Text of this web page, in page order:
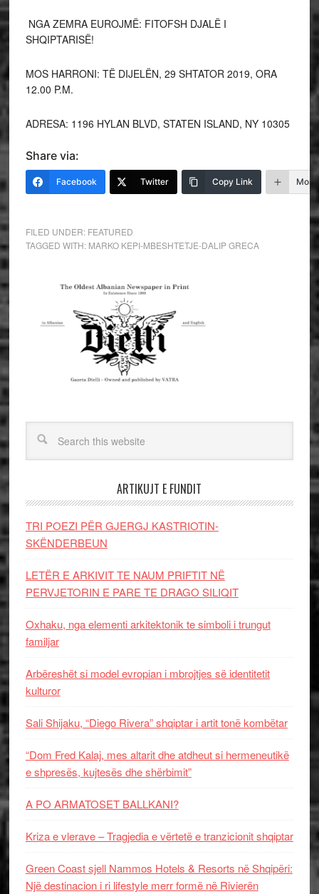
NGA ZEMRA EUROJMË: FITOFSH DJALË I
SHQIPTARISË!
MOS HARRONI: TË DIJELËN, 29 SHTATOR 2019, ORA
12.00 P.M.
ADRESA: 1196 HYLAN BLVD, STATEN ISLAND, NY 10305
Share via:
Facebook Twitter Copy Link More
FILED UNDER: FEATURED
TAGGED WITH: MARKO KEPI-MBESHTETJE-DALIP GRECA
ARTIKUJT E FUNDIT
TRI POEZI PËR GJERGJ KASTRIOTIN-
SKËNDERBEUN
LETËR E ARKIVIT TE NAUM PRIFTIT NË
PERVJETORIN E PARE TE DRAGO SILIQIT
Oxhaku, nga elementi arkitektonik te simboli i trungut
familjar
Arbëreshët si model evropian i mbrojtjes së identitetit
kulturor
Sali Shijaku, “Diego Rivera” shqiptar i artit tonë kombëtar
“Dom Fred Kalaj, mes altarit dhe atdheut si hermeneutikë
e shpresës, kujtesës dhe shërbimit”
A PO ARMATOSET BALLKANI?
Kriza e vlerave – Tragjedia e vërtetë e tranzicionit shqiptar
Green Coast sjell Nammos Hotels & Resorts në Shqipëri:
Një destinacion i ri lifestyle merr formë në Rivierën